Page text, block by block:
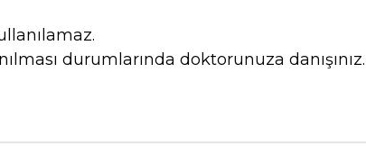
durumlarında doktorunuza danışınız.